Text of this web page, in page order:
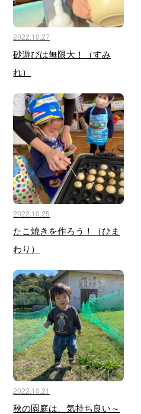
2022.10.27
砂遊びは無限大！（すみ
れ）
2022.10.25
たこ焼きを作ろう！（ひま
わり）
2022.10.21
秋の園庭は、気持ち良い～